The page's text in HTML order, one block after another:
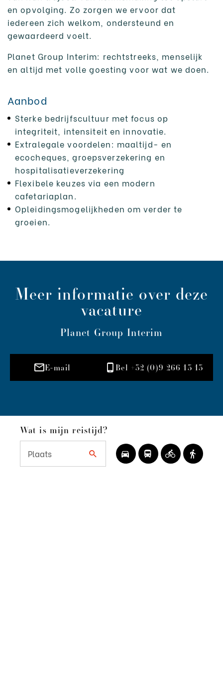
en opvolging. Zo zorgen we ervoor dat
iedereen zich welkom, ondersteund en
gewaardeerd voelt.
Planet Group Interim: rechtstreeks, menselijk
en altijd met volle goesting voor wat we doen.
Aanbod
Sterke bedrijfscultuur met focus op
integriteit, intensiteit en innovatie.
Extralegale voordelen: maaltijd- en
ecocheques, groepsverzekering en
hospitalisatieverzekering
Flexibele keuzes via een modern
cafetariaplan.
Opleidingsmogelijkheden om verder te
groeien.
Meer informatie over deze
vacature
Planet Group Interim
E-mail Bel +32 (0)9 266 13 13
Wat is mijn reistijd?